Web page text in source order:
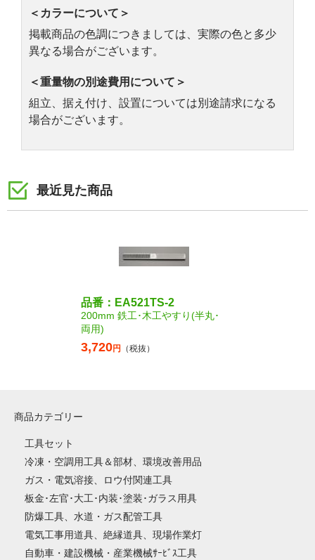
＜カラーについて＞
掲載商品の色調につきましては、実際の色と多少
異なる場合がございます。
＜重量物の別途費用について＞
組立、据え付け、設置については別途請求になる
場合がございます。
最近見た商品
品番：EA521TS-2
200mm 鉄工･木工やすり(半丸･
両用)
3,720円 （税抜）
商品カテゴリー
工具セット
冷凍・空調用工具＆部材、環境改善用品
ガス・電気溶接、ロウ付関連工具
板金･左官･大工･内装･塗装･ガラス用具
防爆工具、水道・ガス配管工具
電気工事用道具、絶縁道具、現場作業灯
自動車・建設機械・産業機械ｻｰﾋﾞｽ工具